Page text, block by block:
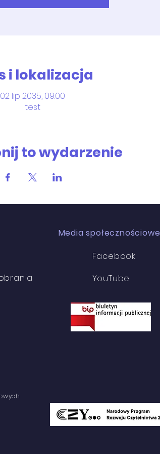
i lokalizacja
02 lip 2035, 09:00
test
to wydarzenie
Media społecznościowe
Facebook
YouTube